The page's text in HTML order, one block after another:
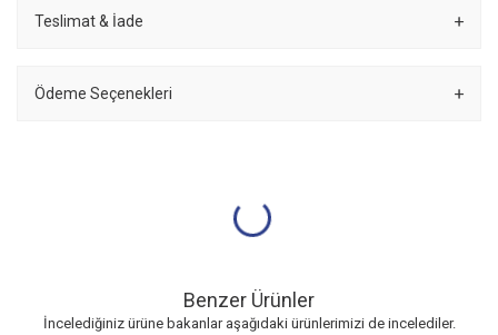
Teslimat & İade
Ödeme Seçenekleri
Benzer Ürünler
İncelediğiniz ürüne bakanlar aşağıdaki ürünlerimizi de incelediler.